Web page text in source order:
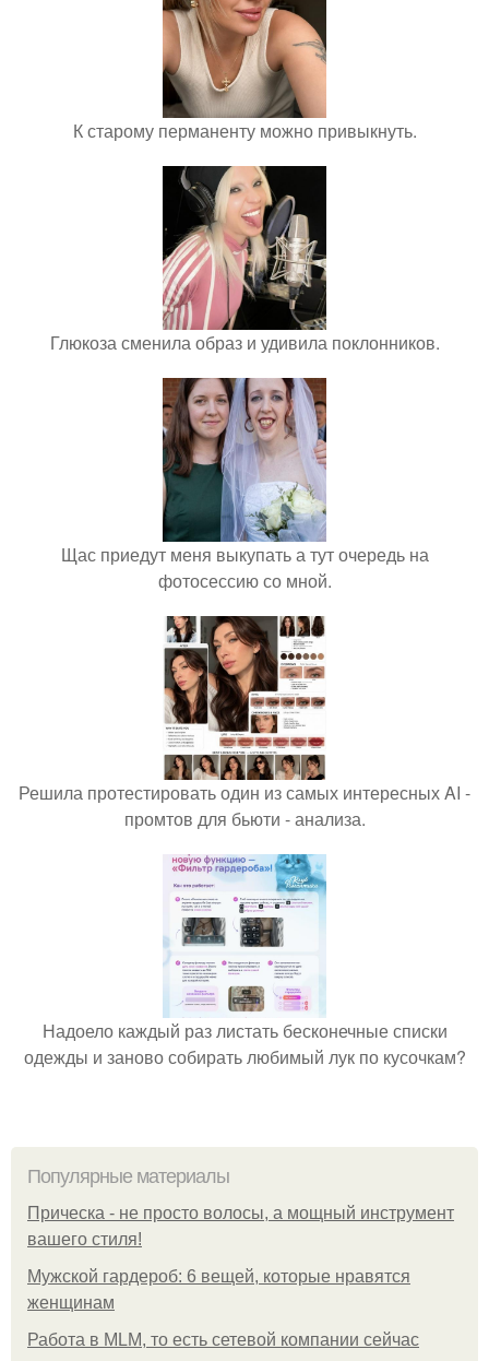
К старому перманенту можно привыкнуть.
Глюкоза сменила образ и удивила поклонников.
Щас приедут меня выкупать а тут очередь на
фотосессию со мной.
Решила протестировать один из самых интересных AI -
промтов для бьюти - анализа.
Надоело каждый раз листать бесконечные списки
одежды и заново собирать любимый лук по кусочкам?
Популярные материалы
Прическа - не просто волосы, а мощный инструмент
вашего стиля!
Мужской гардероб: 6 вещей, которые нравятся
женщинам
Работа в MLM, то есть сетевой компании сейчас